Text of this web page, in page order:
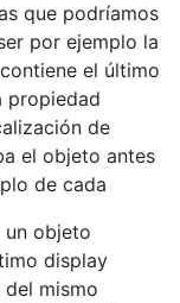
que podríamos
por ejemplo la
el último
propiedad
de
el objeto antes
de cada
un objeto
display
mismo